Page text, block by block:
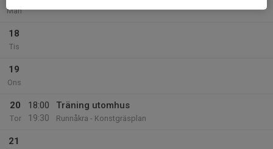
Mån
18
Tis
19
Ons
20
Tor
18:00
19:30
Träning utomhus
Runnåkra - Konstgräsplan
21